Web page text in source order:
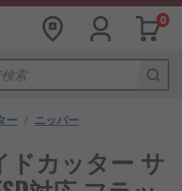
0
ー / ニッパー
ドカッター サ